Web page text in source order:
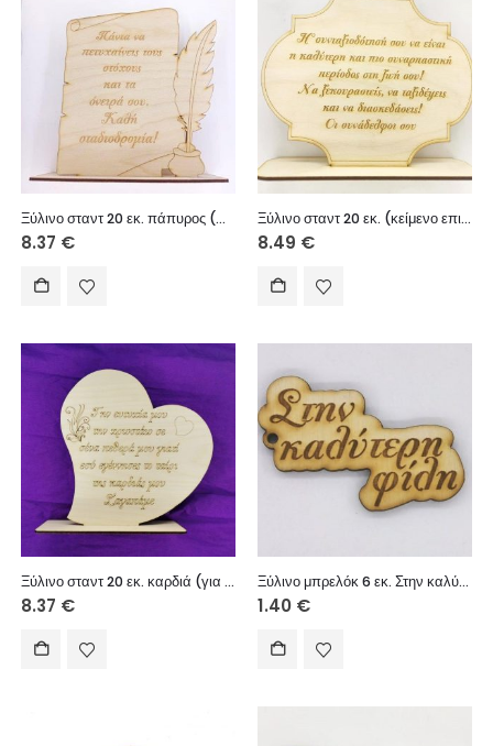
Ξύλινο σταντ 20 εκ. πάπυρος (Καλή σταδιοδρομία)
8.37 €
Ξύλινο σταντ 20 εκ. (κείμενο επιλογής σας)
8.49 €
Ξύλινο σταντ 20 εκ. καρδιά (για πεθερά)
8.37 €
Ξύλινο μπρελόκ 6 εκ. Στην καλύτερη φίλη
1.40 €